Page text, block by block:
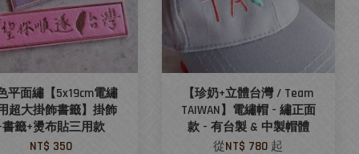
平面繡【5x19cm電繡
超大掛飾書籤】掛飾
書籤+燙布貼三用款
NT$ 350
【珍奶+立體台灣 / Team
TAIWAN】電繡帽 - 繡正面
款 - 有台製 & 中製帽體
從NT$ 780 起